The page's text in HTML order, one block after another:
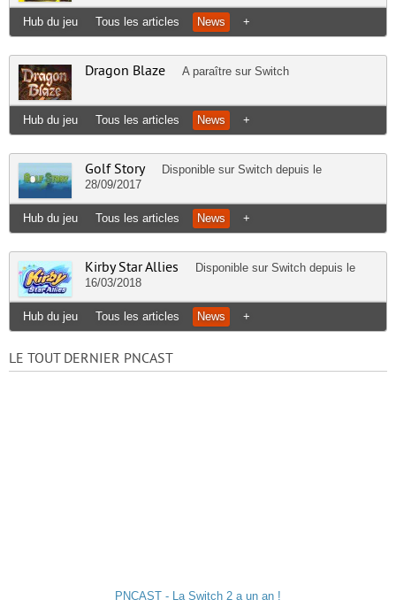
Hub du jeu Tous les articles News +
Dragon Blaze A paraître sur Switch
Hub du jeu Tous les articles News +
Golf Story Disponible sur Switch depuis le
28/09/2017
Hub du jeu Tous les articles News +
Kirby Star Allies Disponible sur Switch depuis le
16/03/2018
Hub du jeu Tous les articles News +
LE TOUT DERNIER PNCAST
PNCAST - La Switch 2 a un an !